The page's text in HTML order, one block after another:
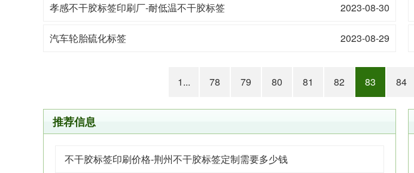
2023-08-30
孝感不干胶标签印刷厂-耐低温不干胶标签
2023-08-29
汽车轮胎硫化标签
1... 78 79 80 81 82 83 84
推荐信息
不干胶标签印刷价格-荆州不干胶标签定制需要多少钱